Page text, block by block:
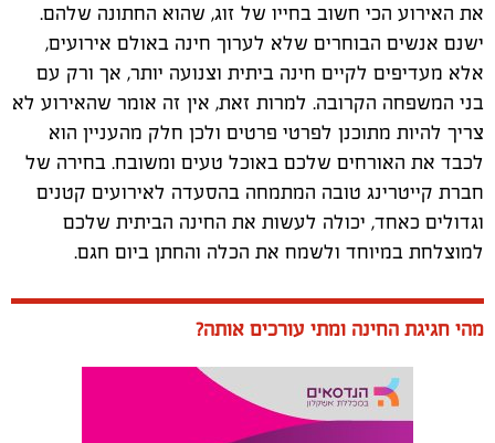
את האירוע הכי חשוב בחייו של זוג, שהוא החתונה שלהם.
ישנם אנשים הבוחרים שלא לערוך חינה באולם אירועים,
אלא מעדיפים לקיים חינה ביתית וצנועה יותר, אך ורק עם
בני המשפחה הקרובה. למרות זאת, אין זה אומר שהאירוע לא
צריך להיות מתוכנן לפרטי פרטים ולכן חלק מהעניין הוא
לכבד את האורחים שלכם באוכל טעים ומשובח. בחירה של
חברת קייטרינג טובה המתמחה בהסעדה לאירועים קטנים
וגדולים כאחד, יכולה לעשות את החינה הביתית שלכם
למוצלחת במיוחד ולשמח את הכלה והחתן ביום חגם.
מהי חגיגת החינה ומתי עורכים אותה?